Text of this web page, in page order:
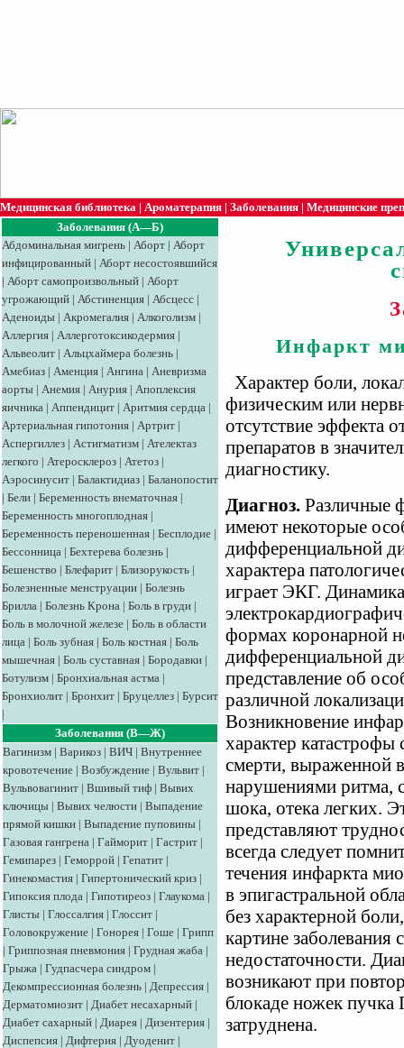
Медицинская библиотека | Ароматерапия | Заболевания | Медицинские
Заболевания (А—Б)
Абдоминальная мигрень | Аборт | Аборт
инфицированный | Аборт несостоявшийся
| Аборт самопроизвольный | Аборт
угрожающий | Абстиненция | Абсцесс |
Аденоиды | Акромегалия | Алкоголизм |
Аллергия | Аллерготоксикодермия |
Альвеолит | Альцхаймера болезнь |
Амебиаз | Аменция | Ангина | Аневризма
аорты | Анемия | Анурия | Апоплексия
яичника | Аппендицит | Аритмия сердца |
Артериальная гипотония | Артрит |
Аспергиллез | Астигматизм | Ателектаз
легкого | Атеросклероз | Атетоз |
Аэросинусит | Балактидиаз | Баланопостит
| Бели | Беременность внематочная |
Беременность многоплодная |
Беременность переношенная | Бесплодие |
Бессонница | Бехтерева болезнь |
Бешенство | Блефарит | Близорукость |
Болезненные менструации | Болезнь
Брилла | Болезнь Крона | Боль в груди |
Боль в молочной железе | Боль в области
лица | Боль зубная | Боль костная | Боль
мышечная | Боль суставная | Бородавки |
Ботулизм | Бронхиальная астма |
Бронхиолит | Бронхит | Бруцеллез | Бурсит
|
Заболевания (В—Ж)
Вагинизм | Варикоз | ВИЧ | Внутреннее
кровотечение | Возбуждение | Вульвит |
Вульвовагинит | Вшивый тиф | Вывих
ключицы | Вывих челюсти | Выпадение
прямой кишки | Выпадение пуповины |
Газовая гангрена | Гайморит | Гастрит |
Гемипарез | Геморрой | Гепатит |
Гинекомастия | Гипертонический криз |
Гипоксия плода | Гипотиреоз | Глаукома |
Глисты | Глоссалгия | Глоссит |
Головокружение | Гонорея | Гоше | Грипп
| Гриппозная пневмония | Грудная жаба |
Грыжа | Гудпасчера синдром |
Декомпрессионная болезнь | Депрессия |
Дерматомиозит | Диабет несахарный |
Диабет сахарный | Диарея | Дизентерия |
Диспепсия | Дифтерия | Дуоденит |
Инфаркт
Характер боли,
физическим или
отсутствие эффекта
препаратов в
диагностику.
Диагноз. Различные
имеют некоторые
дифференциальной
характера
играет ЭКГ.
формах коронарной
дифференциальной
представление об
различной
Возникновение
характер
смерти, выраженной
нарушениями ритма,
шока, отека легких.
представляют
всегда следует
течения инфаркта
в эпигастральной
без характерной
картине заболевания
недостаточности.
возникают при
блокаде ножек пучка
затруднена.